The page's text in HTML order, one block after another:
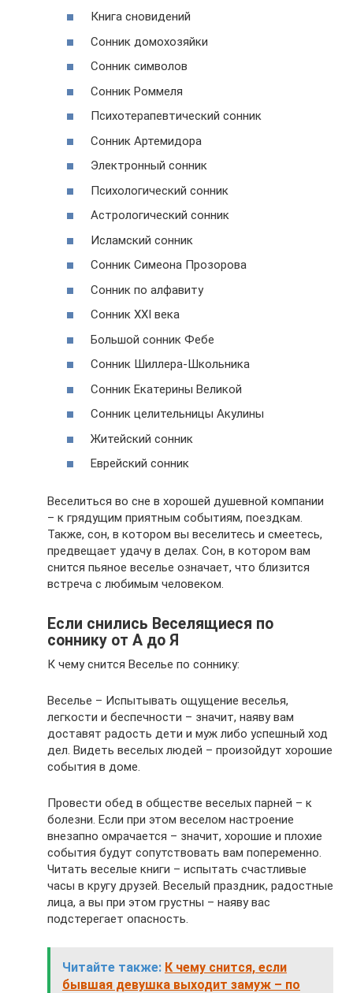
Книга сновидений
Сонник домохозяйки
Сонник символов
Сонник Роммеля
Психотерапевтический сонник
Сонник Артемидора
Электронный сонник
Психологический сонник
Астрологический сонник
Исламский сонник
Сонник Симеона Прозорова
Сонник по алфавиту
Сонник XXI века
Большой сонник Фебе
Сонник Шиллера-Школьника
Сонник Екатерины Великой
Сонник целительницы Акулины
Житейский сонник
Еврейский сонник
Веселиться во сне в хорошей душевной компании
– к грядущим приятным событиям, поездкам.
Также, сон, в котором вы веселитесь и смеетесь,
предвещает удачу в делах. Сон, в котором вам
снится пьяное веселье означает, что близится
встреча с любимым человеком.
Если снились Веселящиеся по
соннику от А до Я
К чему снится Веселье по соннику:
Веселье – Испытывать ощущение веселья,
легкости и беспечности – значит, наяву вам
доставят радость дети и муж либо успешный ход
дел. Видеть веселых людей – произойдут хорошие
события в доме.
Провести обед в обществе веселых парней – к
болезни. Если при этом веселом настроение
внезапно омрачается – значит, хорошие и плохие
события будут сопутствовать вам попеременно.
Читать веселые книги – испытать счастливые
часы в кругу друзей. Веселый праздник, радостные
лица, а вы при этом грустны – наяву вас
подстерегает опасность.
Читайте также: К чему снится, если
бывшая девушка выходит замуж – по